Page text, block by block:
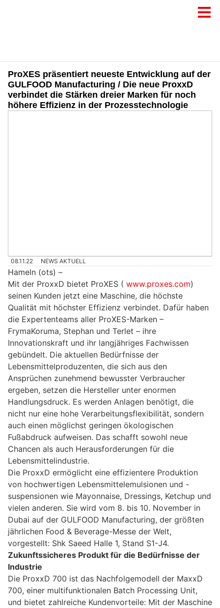
ProXES präsentiert neueste Entwicklung auf der
GULFOOD Manufacturing / Die neue ProxxD
verbindet die Stärken dreier Marken für noch
höhere Effizienz in der Prozesstechnologie
08.11.22 NEWS AKTUELL
Hameln (ots) –
Mit der ProxxD bietet ProXES ( www.proxes.com)
seinen Kunden jetzt eine Maschine, die höchste
Qualität mit höchster Effizienz verbindet. Dafür haben
die Expertenteams aller ProXES-Marken –
FrymaKoruma, Stephan und Terlet – ihre
Innovationskraft und ihr langjähriges Fachwissen
gebündelt. Die aktuellen Bedürfnisse der
Lebensmittelproduzenten, die sich aus den
Ansprüchen zunehmend bewusster Verbraucher
ergeben, setzen die Hersteller unter enormen
Handlungsdruck. Es werden Anlagen benötigt, die
nicht nur eine hohe Verarbeitungsflexibilität, sondern
auch einen möglichst geringen ökologischen
Fußabdruck aufweisen. Das schafft sowohl neue
Chancen als auch Herausforderungen für die
Lebensmittelindustrie.
Die ProxxD ermöglicht eine effizientere Produktion
von hochwertigen Lebensmittelemulsionen und -
suspensionen wie Mayonnaise, Dressings, Ketchup und
vielen anderen. Sie wird vom 8. bis 10. November in
Dubai auf der GULFOOD Manufacturing, der größten
jährlichen Food & Beverage-Messe der Welt,
vorgestellt: Shk Saeed Halle 1, Stand S1-J4.
Zukunftssicheres Produkt für die Bedürfnisse der
Industrie
Die ProxxD 700 ist das Nachfolgemodell der MaxxD
700, einer multifunktionalen Batch Processing Unit,
und bietet zahlreiche Kundenvorteile: Mit der Maschine